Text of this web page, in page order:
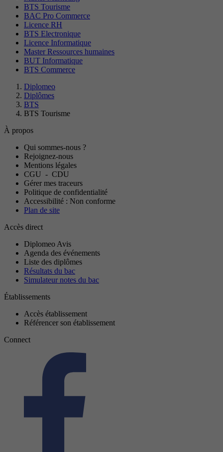
BTS Tourisme
BAC Pro Commerce
Licence RH
BTS Electronique
Licence Informatique
Master Ressources humaines
BUT Informatique
BTS Commerce
Diplomeo
Diplômes
BTS
BTS Tourisme
À propos
Qui sommes-nous ?
Rejoignez-nous
Mentions légales
CGU - CDU
Gérer mes traceurs
Politique de confidentialité
Accessibilité : Non conforme
Plan de site
Accès direct
Diplomeo Avis
Agenda des événements
Liste des diplômes
Résultats du bac
Simulateur notes du bac
Établissements
Accès établissement
Référencer son établissement
Connect